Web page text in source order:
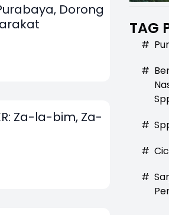
Dorong
Za-la-bim, Za-
TAG
#
#
#
#
#